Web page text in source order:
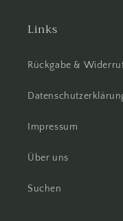
Links
Rückgabe &
Impressum
Über uns
Suchen